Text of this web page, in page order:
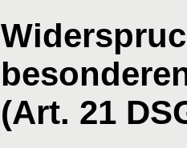
(Art. 21